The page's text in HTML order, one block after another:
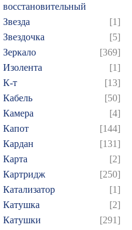
восстановительный
Звезда
[1]
Звездочка
[5]
Зеркало
[369]
Изолента
[1]
К-т
[13]
Кабель
[50]
Камера
[4]
Капот
[144]
Кардан
[131]
Карта
[2]
Картридж
[250]
Катализатор
[1]
Катушка
[2]
Катушки
[291]